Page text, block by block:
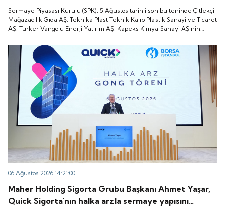
Plast Teknik Kalıp Plastik Sanayi ve Ticaret AŞ,
Türker Vangölü Enerji Yatırım AŞ, Kapeks Kimya
Sanayi AŞ'nin halka arzlarına onay verdiği duyurdu.
Sermaye Piyasası Kurulu (SPK), 5 Ağustos tarihli son bülteninde Çitlekçi
Mağazacılık Gıda AŞ, Teknika Plast Teknik Kalıp Plastik Sanayi ve Ticaret
AŞ, Türker Vangölü Enerji Yatırım AŞ, Kapeks Kimya Sanayi AŞ'nin
06 Ağustos 2026 14:21:00
Maher Holding Sigorta Grubu Başkanı Ahmet Yaşar,
Quick Sigorta'nın halka arzla sermaye yapısını